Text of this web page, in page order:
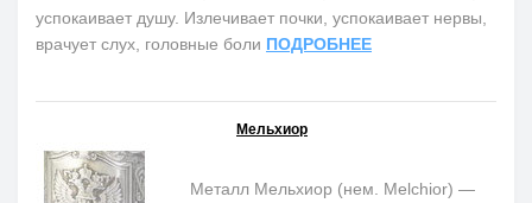
успокаивает душу. Излечивает почки, успокаивает нервы,
врачует слух, головные боли ПОДРОБНЕЕ
Мельхиор
Металл Мельхиор (нем. Melchior) —